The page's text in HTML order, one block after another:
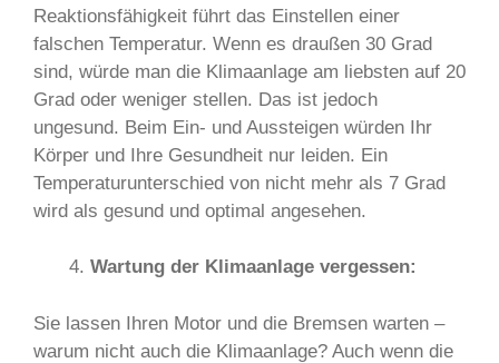
Reaktionsfähigkeit führt das Einstellen einer
falschen Temperatur. Wenn es draußen 30 Grad
sind, würde man die Klimaanlage am liebsten auf 20
Grad oder weniger stellen. Das ist jedoch
ungesund. Beim Ein- und Aussteigen würden Ihr
Körper und Ihre Gesundheit nur leiden. Ein
Temperaturunterschied von nicht mehr als 7 Grad
wird als gesund und optimal angesehen.
Wartung der Klimaanlage vergessen:
Sie lassen Ihren Motor und die Bremsen warten –
warum nicht auch die Klimaanlage? Auch wenn die